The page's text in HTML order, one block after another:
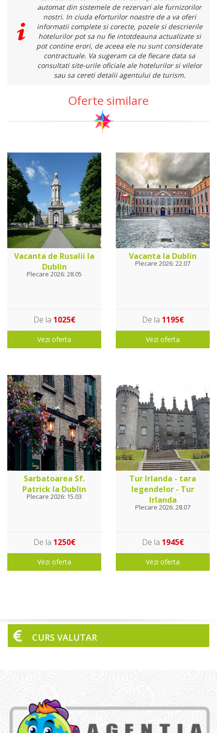
automat din sistemele de rezervari ale furnizorilor
nostri. In ciuda eforturilor noastre de a va oferi
informatii complete si corecte, pozele si descrierile
hotelurilor pot sa nu fie intotdeauna actualizate si
pot contine erori, de aceea ele nu sunt considerate
contractuale. Va sugeram ca de fiecare data sa
consultati site-urile oficiale ale hotelurilor si vilelor
sau sa cereti detalii agentului de turism.
Oferte similare
Vacanta de Rusalii la
Dublin
Plecare 2026: 28.05
De la 1025€
Vezi oferta
Vacanta la Dublin
Plecare 2026: 22.07
De la 1195€
Vezi oferta
Sarbatoarea Sf.
Patrick la Dublin
Plecare 2026: 15.03
De la 1250€
Vezi oferta
Tur Irlanda - tara
legendelor - Tur
Irlanda
Plecare 2026: 28.07
De la 1945€
Vezi oferta
CURS VALUTAR